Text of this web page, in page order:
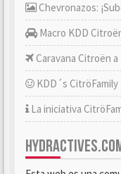
Chevronazos:
Macro KDD
Caravana Citroën a
KDD´s CitröFamily
La iniciativa